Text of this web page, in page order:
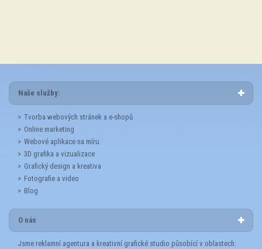
Naše služby:
Tvorba webových stránek a e-shopů
Online marketing
Webové aplikace na míru
3D grafika a vizualizace
Grafický design a kreativa
Fotografie a video
Blog
O nás
Jsme reklamní agentura a kreativní grafické studio působící v oblastech: